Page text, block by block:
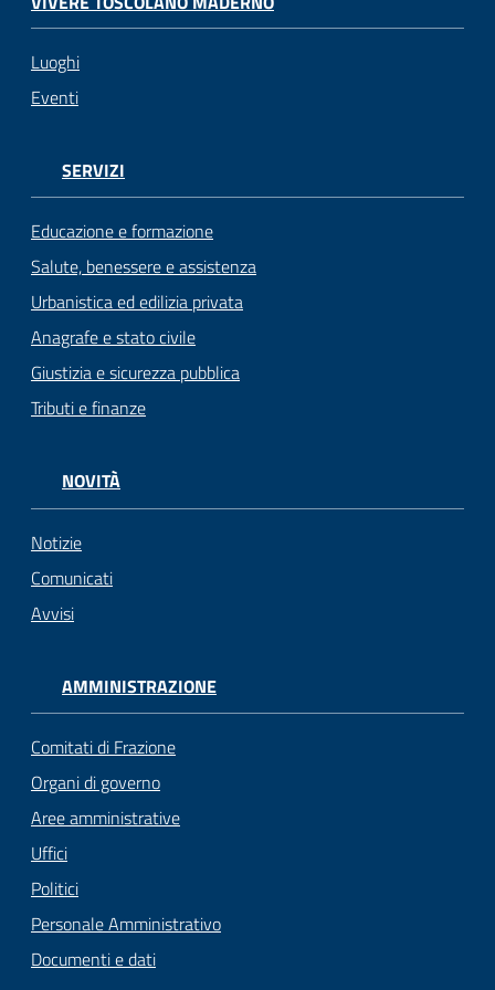
Luoghi
Eventi
SERVIZI
Educazione e formazione
Salute, benessere e assistenza
Urbanistica ed edilizia privata
Anagrafe e stato civile
Giustizia e sicurezza pubblica
Tributi e finanze
NOVITÀ
Notizie
Comunicati
Avvisi
AMMINISTRAZIONE
Comitati di Frazione
Organi di governo
Aree amministrative
Uffici
Politici
Personale Amministrativo
Documenti e dati